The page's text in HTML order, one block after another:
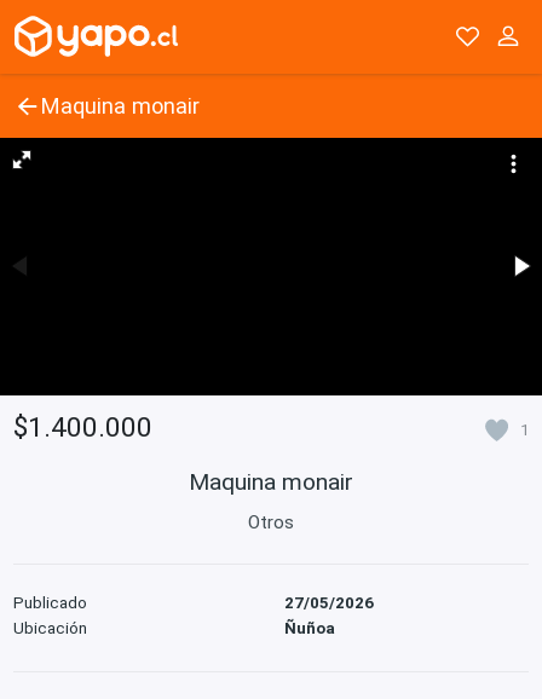
Maquina monair
$1.400.000 1
Maquina monair
Otros
Publicado
27/05/2026
Ubicación
Ñuñoa